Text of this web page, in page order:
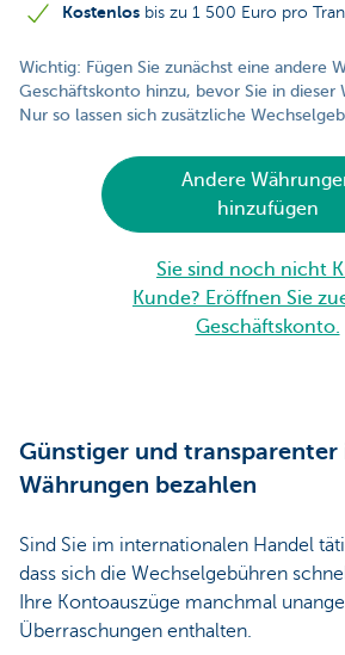
Kostenlos bis zu 1 500 Euro pro
Wichtig: Fügen Sie zunächst eine andere
Geschäftskonto hinzu, bevor Sie in dieser
Nur so lassen sich zusätzliche
Andere
hinzufügen
Sie sind noch nicht
Kunde? Eröffnen Sie
Geschäftskonto.
Günstiger und transparenter
Währungen bezahlen
Sind Sie im internationalen Handel
dass sich die Wechselgebühren
Ihre Kontoauszüge manchmal
Überraschungen enthalten.